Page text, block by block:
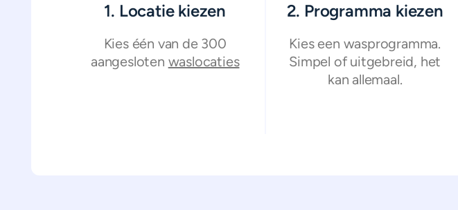
1. Locatie kiezen
Kies één van de 300
aangesloten waslocaties
2. Programma kiezen
Kies een wasprogramma.
Simpel of uitgebreid, het
kan allemaal.